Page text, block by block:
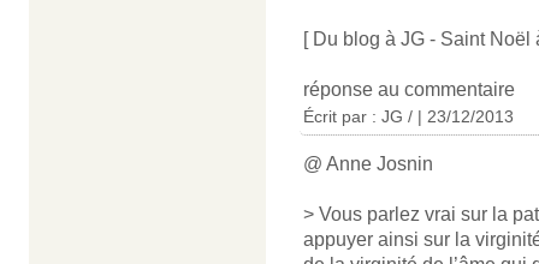
[ Du blog à JG - Saint Noël
réponse au commentaire
Écrit par : JG / | 23/12/2013
@ Anne Josnin
> Vous parlez vrai sur la
appuyer ainsi sur la